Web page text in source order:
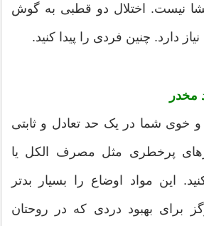
نیست. اختلال دو قطبی به گوش
دارد. چنین فردی را پیدا کنید.
مخدر
خوی شما در یک حد تعادل و ثابتی
پرخطری مثل مصرف الکل یا
این مواد اوضاع را بسیار بدتر
برای بهبود دردی که در روحتان